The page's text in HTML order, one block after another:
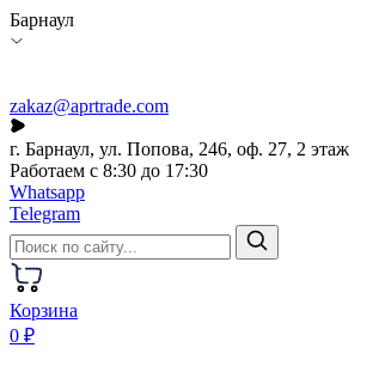
Барнаул
zakaz@aprtrade.com
г. Барнаул, ул. Попова, 246, оф. 27, 2 этаж
Работаем с 8:30 до 17:30
Whatsapp
Telegram
Корзина
0 ₽